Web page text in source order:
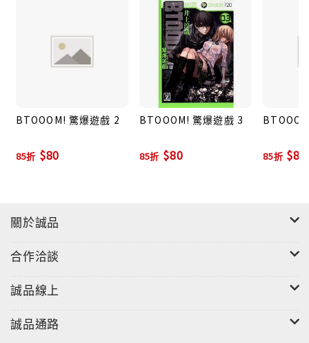
BTOOOM! 驚爆遊戲 2
85折 $80
BTOOOM! 驚爆遊戲 3
85折 $80 85折 $80
關於誠品
合作洽談
誠品線上
誠品通路